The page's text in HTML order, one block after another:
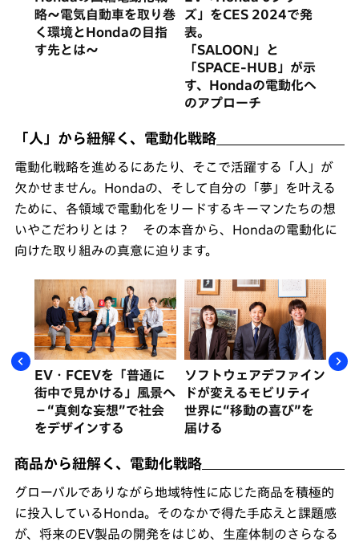
略〜電気自動車を取り巻
く環境とHondaの目指
す先とは〜
ズ」をCES 2024で発
表。
「SALOON」と
「SPACE-HUB」が示
す、Hondaの電動化へ
のアプローチ
「人」から紐解く、電動化戦略
電動化戦略を進めるにあたり、そこで活躍する「人」が
欠かせません。Hondaの、そして自分の「夢」を叶える
ために、各領域で電動化をリードするキーマンたちの想
いやこだわりとは？ その本音から、Hondaの電動化に
向けた取り組みの真意に迫ります。
料
EV・FCEVを「普通に
街中で見かける」風景へ
－“真剣な妄想”で社会
をデザインする
ソフトウェアデファイン
ドが変えるモビリティ
世界に“移動の喜び”を
届ける
未
商品から紐解く、電動化戦略
グローバルでありながら地域特性に応じた商品を積極的
に投入しているHonda。そのなかで得た手応えと課題感
が、将来のEV製品の開発をはじめ、生産体制のさらなる